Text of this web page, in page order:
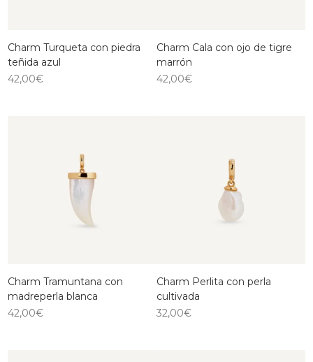
Charm Turqueta con piedra
teñida azul
42,00€
Charm Cala con ojo de tigre
marrón
42,00€
Charm Tramuntana con
madreperla blanca
42,00€
Charm Perlita con perla
cultivada
32,00€